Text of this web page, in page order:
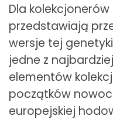
Dla
przedstawiają
wersje tej
jedne z
elementów
początków
europejskiej